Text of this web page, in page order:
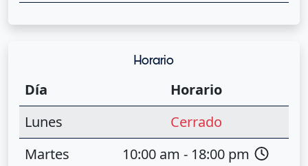
Horario
Día
Horario
Lunes
Cerrado
Martes
10:00 am - 18:00 pm